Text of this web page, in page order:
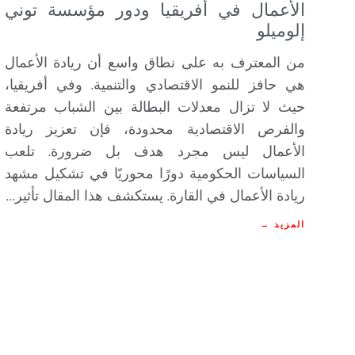
الأعمال في أفريقيا ودور مؤسسة توني
إلوميلو
من المعترف به على نطاق واسع أن ريادة الأعمال
هي حافز للنمو الاقتصادي والتنمية. وفي أفريقيا،
حيث لا تزال معدلات البطالة بين الشباب مرتفعة
والفرص الاقتصادية محدودة، فإن تعزيز ريادة
الأعمال ليس مجرد هدف بل ضرورة. تلعب
السياسات الحكومية دورًا محوريًا في تشكيل مشهد
ريادة الأعمال في القارة. يستكشف هذا المقال تأثير…
المزيد →